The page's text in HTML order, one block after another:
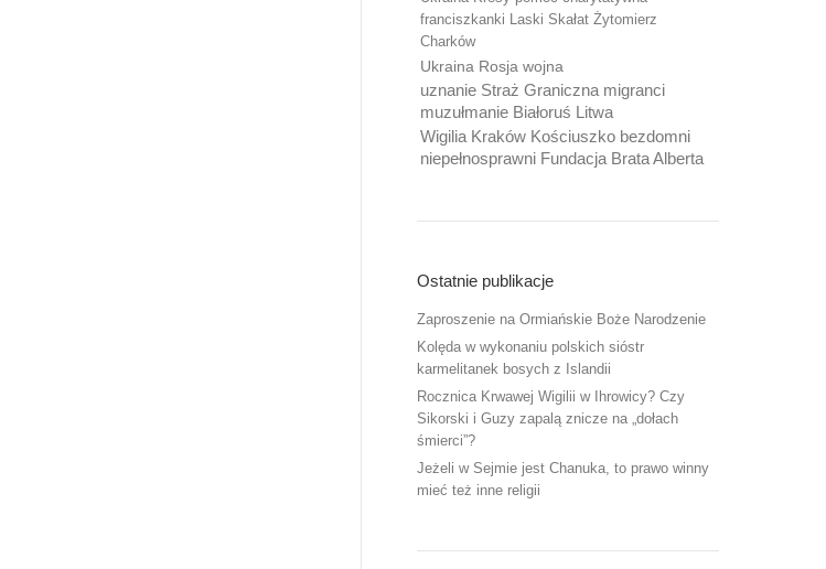
franciszkanki Laski Skałat Żytomierz
Charków
Ukraina Rosja wojna
uznanie Straż Graniczna migranci
muzułmanie Białoruś Litwa
Wigilia Kraków Kościuszko bezdomni
niepełnosprawni Fundacja Brata Alberta
Ostatnie publikacje
Zaproszenie na Ormiańskie Boże Narodzenie
Kolęda w wykonaniu polskich sióstr
karmelitanek bosych z Islandii
Rocznica Krwawej Wigilii w Ihrowicy? Czy
Sikorski i Guzy zapalą znicze na „dołach
śmierci”?
Jeżeli w Sejmie jest Chanuka, to prawo winny
mieć też inne religii